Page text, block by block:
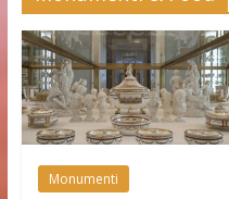
Monumenti